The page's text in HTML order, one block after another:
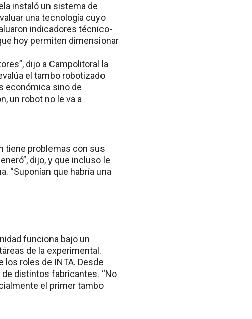
instaló un sistema de
una tecnología cuyo
indicadores técnico-
hoy permiten dimensionar
dijo a Campolitoral la
el tambo robotizado
económica sino de
un robot no le va a
tiene problemas con sus
dijo, y que incluso le
“Suponían que habría una
funciona bajo un
de la experimental.
roles de INTA. Desde
distintos fabricantes. “No
el primer tambo